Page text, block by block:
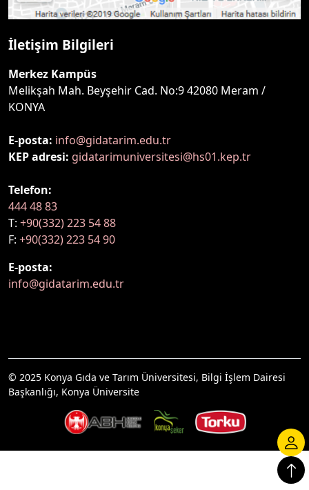
İletişim Bilgileri
Merkez Kampüs
Melikşah Mah. Beyşehir Cad. No:9 42080 Meram /
KONYA
E-posta: info@gidatarim.edu.tr
KEP adresi: gidatarimuniversitesi@hs01.kep.tr
Telefon:
444 48 83
T: +90(332) 223 54 88
F: +90(332) 223 54 90
E-posta:
info@gidatarim.edu.tr
© 2025 Konya Gıda ve Tarım Üniversitesi, Bilgi İşlem Dairesi
Başkanlığı, Konya Üniversite